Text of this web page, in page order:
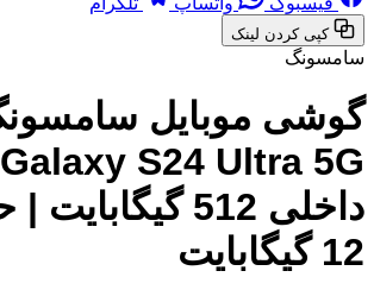
کپی کردن لینک
سامسونگ
گوشی موبایل
داخلی 512
12 گیگابایت